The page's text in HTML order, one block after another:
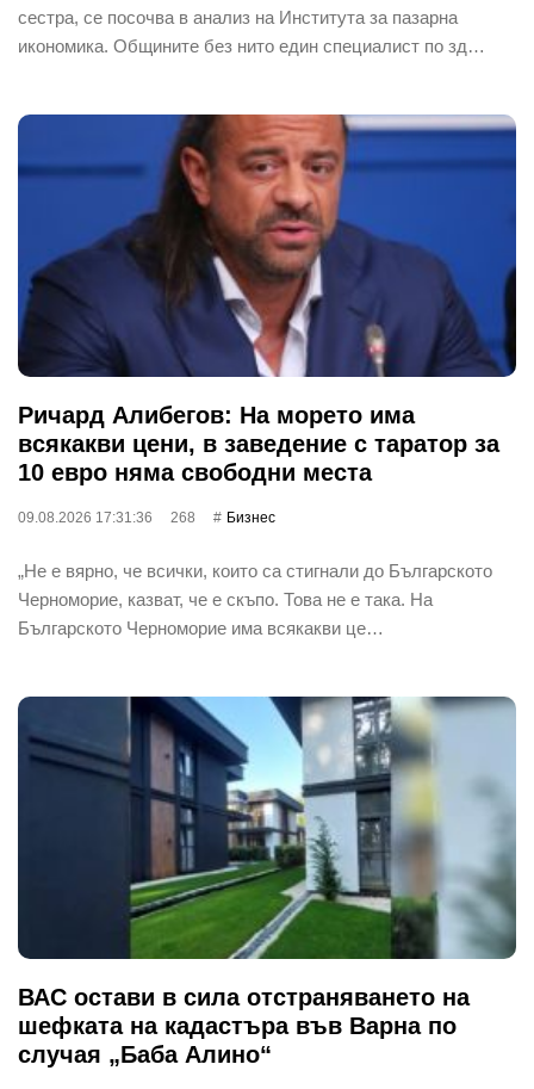
сестра, се посочва в анализ на Института за пазарна
икономика. Общините без нито един специалист по зд…
Ричард Алибегов: На морето има
всякакви цени, в заведение с таратор за
10 евро няма свободни места
09.08.2026 17:31:36 268 Бизнес
„Не е вярно, че всички, които са стигнали до Българското
Черноморие, казват, че е скъпо. Това не е така. На
Българското Черноморие има всякакви це…
ВАС остави в сила отстраняването на
шефката на кадастъра във Варна по
случая „Баба Алино“